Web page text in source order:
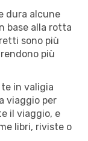
dura alcune
base alla rotta
sono più
più
in valigia
viaggio per
il viaggio, e
libri, riviste o